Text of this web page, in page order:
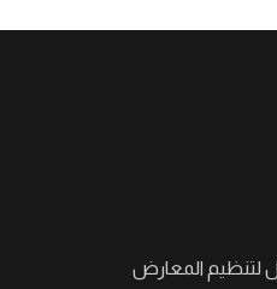
المعارض